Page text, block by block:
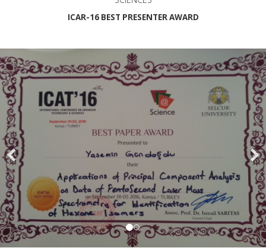
ICAR-16 BEST PRESENTER AWARD